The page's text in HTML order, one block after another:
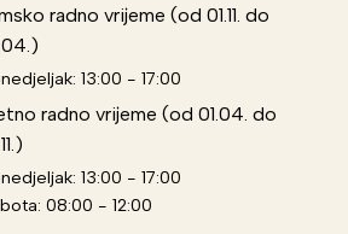
radno vrijeme (od 01.11. do
13:00 - 17:00
radno vrijeme (od 01.04. do
13:00 - 17:00
08:00 - 12:00